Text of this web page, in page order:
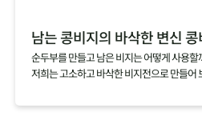
남는 콩비지의 바삭한 변신
순두부를 만들고 남은 비지는 어떻게 사용할
저희는 고소하고 바삭한 비지전으로 만들어